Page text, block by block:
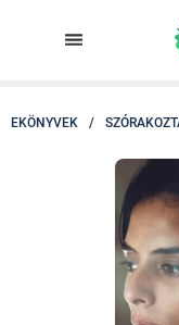
EKÖNYVEK /